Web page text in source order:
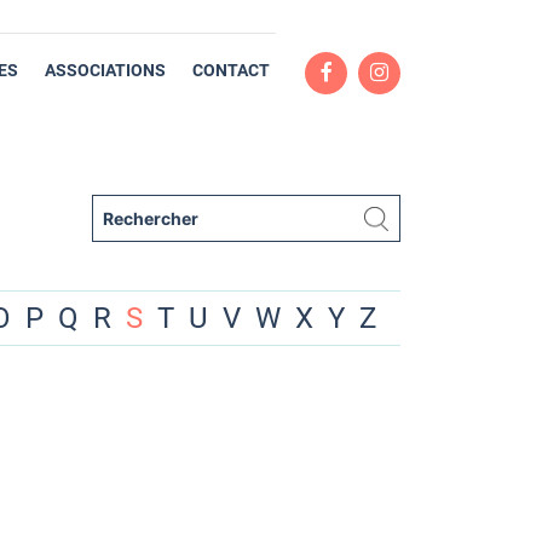
ASSOCIATIONS CONTACT
P Q R S T U V W X Y Z